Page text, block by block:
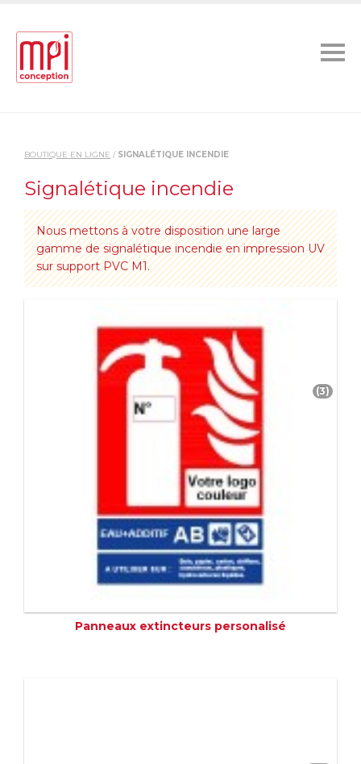
BOUTIQUE EN LIGNE / SIGNALÉTIQUE INCENDIE
Signalétique incendie
Nous mettons à votre disposition une large
gamme de signalétique incendie en impression UV
sur support PVC M1.
Panneaux extincteurs personalisé
(3)